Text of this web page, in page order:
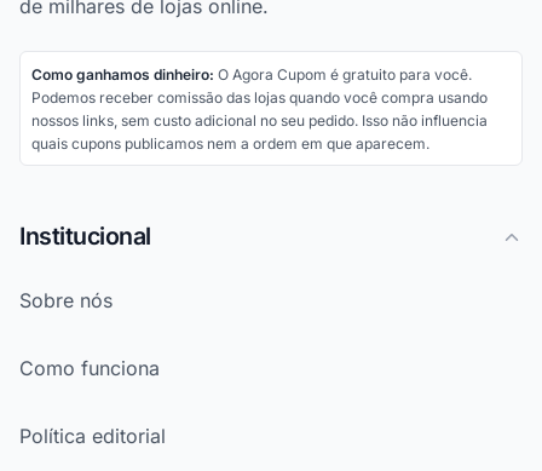
de milhares de lojas online.
Como ganhamos dinheiro: O Agora Cupom é gratuito para você.
Podemos receber comissão das lojas quando você compra usando
nossos links, sem custo adicional no seu pedido. Isso não influencia
quais cupons publicamos nem a ordem em que aparecem.
Institucional
Sobre nós
Como funciona
Política editorial